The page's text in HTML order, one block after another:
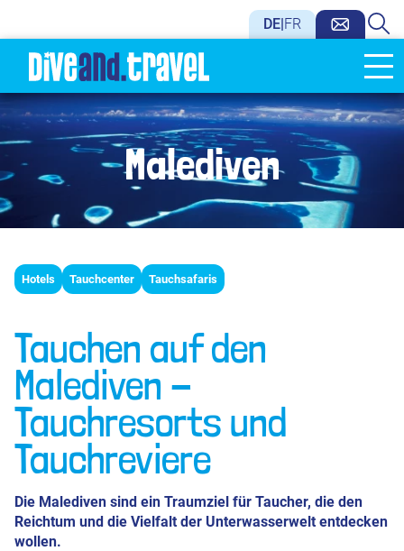
DE FR
Malediven
Hotels Tauchcenter Tauchsafaris
Tauchen auf den
Malediven -
Tauchresorts und
Tauchreviere
Die Malediven sind ein Traumziel für Taucher, die den
Reichtum und die Vielfalt der Unterwasserwelt entdecken
wollen.